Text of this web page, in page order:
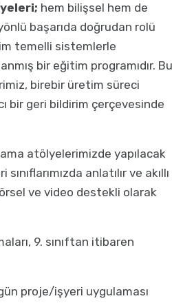
hem bilişsel hem de
başarıda doğrudan rolü
temelli sistemlerle
bir eğitim programıdır. Bu
birebir üretim süreci
bir geri bildirim çerçevesinde
atölyelerimizde yapılacak
anlatılır ve akıllı
ve video destekli olarak
9. sınıftan itibaren
proje/işyeri uygulaması